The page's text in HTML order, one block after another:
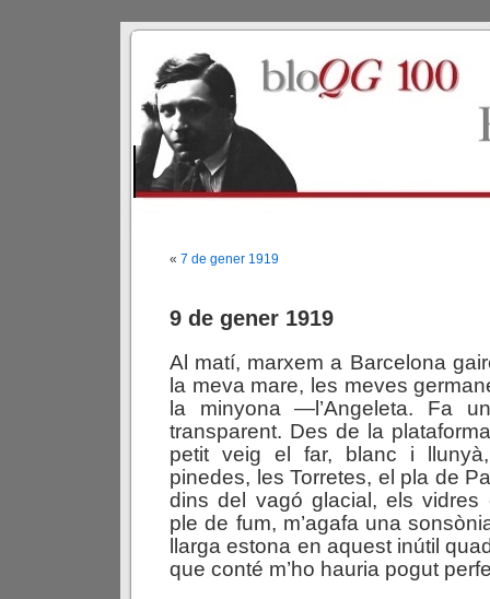
« 7 de gener 1919
9 de gener 1919
Al matí, marxem a Barcelona
la meva mare, les meves
la minyona —l’Angeleta. Fa
transparent. Des de la
petit veig el far, blanc i
pinedes, les Torretes, el pla de
dins del vagó glacial, els vidres
ple de fum, m’agafa una
llarga estona en aquest inútil
que conté m’ho hauria pogut